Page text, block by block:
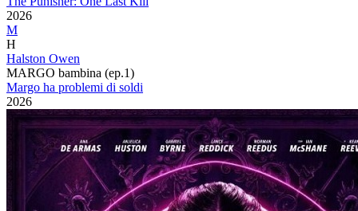
2026
M
H
Halston Owen
MARGO bambina (ep.1)
Margo ha problemi di soldi
2026